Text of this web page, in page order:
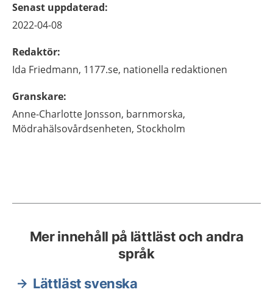
Senast uppdaterad:
2022-04-08
Redaktör:
Ida Friedmann, 1177.se, nationella redaktionen
Granskare:
Anne-Charlotte Jonsson, barnmorska,
Mödrahälsovårdsenheten, Stockholm
Mer innehåll på lättläst och andra
språk
Lättläst svenska